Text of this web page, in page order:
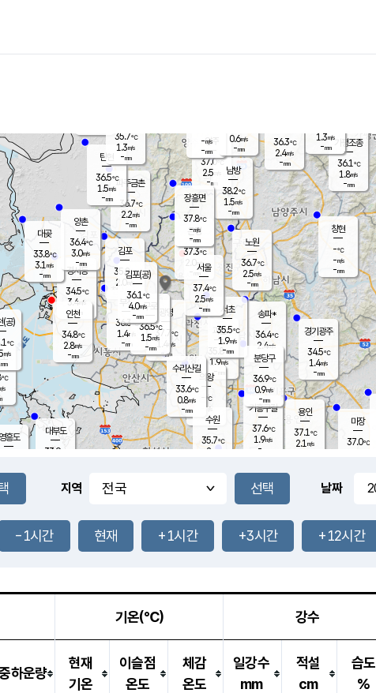
℃
s
영흥도
양주
37.0℃
2.5
-mm
과천
35.8℃
1.9m/s
- mm
-mm
-mm
용인
37.1℃
2.1 m/s
경기광주
34.5℃
1.4m/s
-mm
35.3
℃
대부도
33.9
경서동
34.5℃
3.4 m/s
-mm
파주금촌
36.7℃
2.2m/s
-mm
가평조종
36.1℃
1.8m/s
-mm
36.3℃
2.4m/s
-mm
대곶
33.8℃
3.1 m/s
-mm
창현
-℃
-m/s
-mm
탄현
36.5℃
1.5m/s
-mm
1.3m/s
-mm
36.2℃
1.8m/s
-mm
마장
37.0℃
의왕
- ℃
m/s
mm
김포
35.8℃
2.0 m/s
mm
광명
37.7 ℃
1.4 m/s
-mm
부천
36.3℃
1.4m/s
-mm
-mm
양촌
36.4℃
3.0m/s
-mm
구로
36.5℃
1.5m/s
-mm
은평
37.3℃
2.0 m/s
- mm
노원
36.7℃
2.5m/s
-mm
송파*
36.4℃
2.4m/s
-mm
서초
35.5℃
1.9m/s
-mm
남방
38.2℃
1.5m/s
-mm
기흥구갈
37.6℃
1.9m/s
-
수리산길
33.6℃
0.8m/s
-mm
분당구
36.9℃
0.9m/s
-mm
장흥면
37.8℃
-m/s
-mm
-m/s
-mm
(공)
℃
m/s
mm
김포(공)
36.1℃
4.0m/s
-mm
수원
35.7℃
2 m/s
인천
34.8℃
2.8m/s
-mm
서울
37.4℃
2.5m/s
-mm
35.7℃
1.3m/s
-mm
0.6m/s
-mm
지역 날짜
-1시간 현재 +1시간 +3시간 +12시간
기온(℃) 강수
하운량
현재
기온
이슬점
온도
체감
온도
일강수
mm
적설
cm
습도
%